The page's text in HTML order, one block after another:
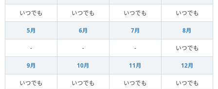
いつでも いつでも いつでも いつでも
5月 6月 7月 8月
- - - いつでも
9月 10月 11月 12月
いつでも いつでも いつでも いつでも